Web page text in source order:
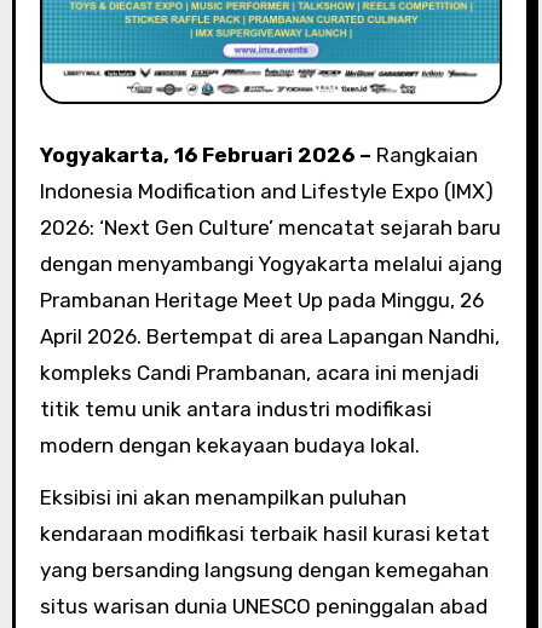
Yogyakarta, 16 Februari 2026 – Rangkaian
Indonesia Modification and Lifestyle Expo (IMX)
2026: ‘Next Gen Culture’ mencatat sejarah baru
dengan menyambangi Yogyakarta melalui ajang
Prambanan Heritage Meet Up pada Minggu, 26
April 2026. Bertempat di area Lapangan Nandhi,
kompleks Candi Prambanan, acara ini menjadi
titik temu unik antara industri modifikasi
modern dengan kekayaan budaya lokal.
Eksibisi ini akan menampilkan puluhan
kendaraan modifikasi terbaik hasil kurasi ketat
yang bersanding langsung dengan kemegahan
situs warisan dunia UNESCO peninggalan abad